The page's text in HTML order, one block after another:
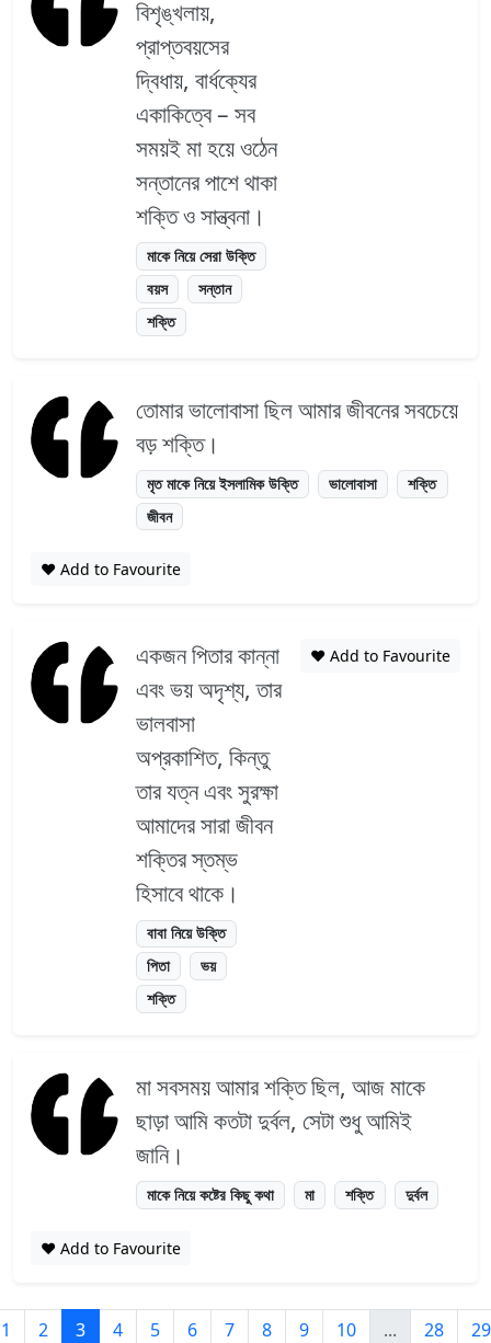
বিশৃঙ্খলায়,
প্রাপ্তবয়সের
দ্বিধায়, বার্ধক্যের
একাকিত্বে – সব
সময়ই মা হয়ে ওঠেন
সন্তানের পাশে থাকা
শক্তি ও সান্ত্বনা।
মাকে নিয়ে সেরা উক্তি
বয়স
সন্তান
শক্তি
তোমার ভালোবাসা ছিল আমার জীবনের সবচেয়ে
বড় শক্তি।
মৃত মাকে নিয়ে ইসলামিক উক্তি ভালোবাসা
শক্তি
জীবন
❤️ Add to Favourite
একজন পিতার কান্না
এবং ভয় অদৃশ্য, তার
ভালবাসা
অপ্রকাশিত, কিন্তু
তার যত্ন এবং সুরক্ষা
আমাদের সারা জীবন
শক্তির স্তম্ভ
হিসাবে থাকে।
বাবা নিয়ে উক্তি
পিতা
ভয়
শক্তি
❤️ Add to Favourite
মা সবসময় আমার শক্তি ছিল, আজ মাকে
ছাড়া আমি কতটা দুর্বল, সেটা শুধু আমিই
জানি।
মাকে নিয়ে কষ্টের কিছু কথা মা শক্তি দুর্বল
❤️ Add to Favourite
1 2 3 4 5 6 7 8 9 10 ... 28 29